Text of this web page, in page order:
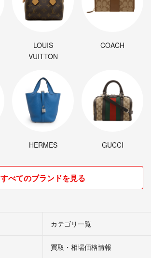
LOUIS
VUITTON
COACH
HERMES GUCCI
すべてのブランドを見る
カテゴリ一覧
買取・相場価格情報